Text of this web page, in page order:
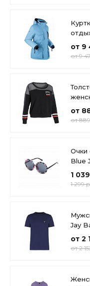
от 9
от 9
от
от
Очки
Blue
1
1 299
Jay
от 2
от 2